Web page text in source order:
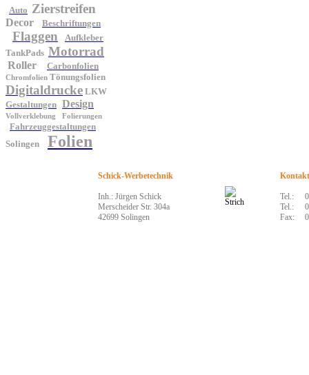
Auto Zierstreifen
Decor Beschriftungen
Flaggen
Aufkleber
TankPads Motorrad
Roller Carbonfolien
Chromfolien Tönungsfolien
Digitaldrucke LKW
Gestaltungen Design
Vollverklebung Folierungen
Fahrzeuggestaltungen
Solingen Folien
Schick-Werbetechnik Kontakt
Inh.: Jürgen Schick Tel.:
Merscheider Str. 304a
Tel.:
42699 Solingen
Fax: